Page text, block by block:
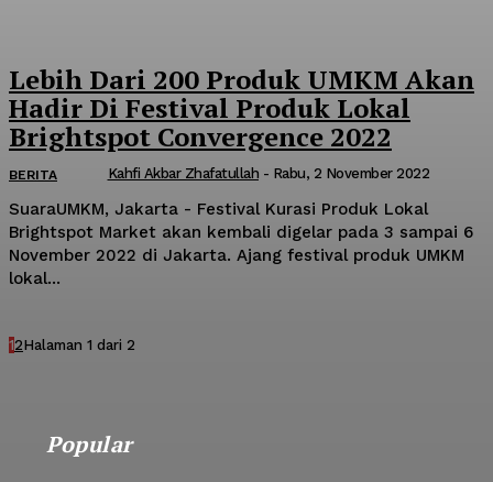
Lebih Dari 200 Produk UMKM Akan
Hadir Di Festival Produk Lokal
Brightspot Convergence 2022
BERITA Kahfi Akbar Zhafatullah - Rabu, 2 November 2022
SuaraUMKM, Jakarta - Festival Kurasi Produk Lokal
Brightspot Market akan kembali digelar pada 3 sampai 6
November 2022 di Jakarta. Ajang festival produk UMKM
lokal...
12Halaman 1 dari 2
Popular